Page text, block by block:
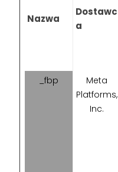
Nazwa
Dostawc
a
_fbp
Meta
Platforms,
Inc.